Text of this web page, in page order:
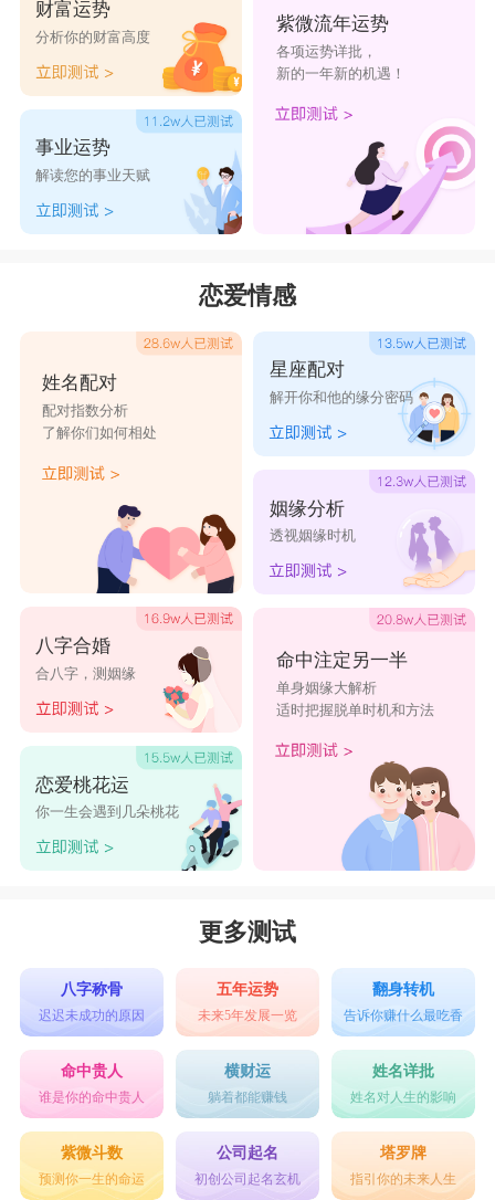
财富运势
分析你的财富高度
事业运势
解读您的事业天赋
紫微流年运势
各项运势详批，
新的一年新的机遇！
恋爱情感
姓名配对
配对指数分析
了解你们如何相处
八字合婚
合八字，测姻缘
恋爱桃花运
你一生会遇到几朵桃花
星座配对
解开你和他的缘分密码
姻缘分析
透视姻缘时机
命中注定另一半
单身姻缘大解析
适时把握脱单时机和方法
更多测试
八字称骨
迟迟未成功的原因
五年运势
未来5年发展一览
翻身转机
告诉你赚什么最吃香
命中贵人
谁是你的命中贵人
横财运
躺着都能赚钱
姓名详批
姓名对人生的影响
紫微斗数
预测你一生的命运
公司起名
初创公司起名玄机
塔罗牌
指引你的未来人生